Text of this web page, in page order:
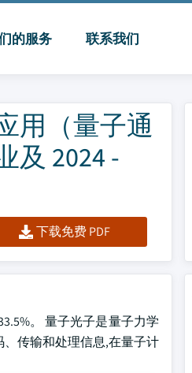
的服务 联系我们
用（量子通
及 2024 -
下载免费 PDF
。 量子光子是量子力学
传输和处理信息,在量子计